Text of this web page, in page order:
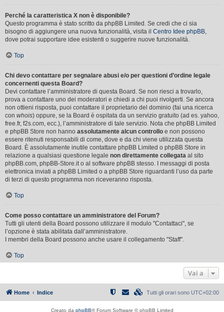
Perché la caratteristica X non è disponibile?
Questo programma è stato scritto da phpBB Limited. Se credi che ci sia
bisogno di aggiungere una nuova funzionalità, visita il Centro Idee phpBB,
dove potrai supportare idee esistenti o suggerire nuove funzionalità.
Top
Chi devo contattare per segnalare abusi e/o per questioni d’ordine legale
concernenti questa Board?
Devi contattare l’amministratore di questa Board. Se non riesci a trovarlo,
prova a contattare uno dei moderatori e chiedi a chi puoi rivolgerti. Se ancora
non ottieni risposta, puoi contattare il proprietario del dominio (fai una ricerca
con whois) oppure, se la Board è ospitata da un servizio gratuito (ad es. yahoo,
free.fr, f2s.com, ecc.), l’amministratore di tale servizio. Nota che phpBB Limited
e phpBB Store non hanno assolutamente alcun controllo e non possono
essere ritenuti responsabili di come, dove e da chi viene utilizzata questa
Board. È assolutamente inutile contattare phpBB Limited o phpBB Store in
relazione a qualsiasi questione legale non direttamente collegata al sito
phpBB.com, phpBB-Store.it o al software phpBB stesso. I messaggi di posta
elettronica inviati a phpBB Limited o a phpBB Store riguardanti l’uso da parte
di terzi di questo programma non riceveranno risposta.
Top
Come posso contattare un amministratore del Forum?
Tutti gli utenti della Board possono utilizzare il modulo "Contattaci", se
l’opzione è stata abilitata dall’amministratore.
I membri della Board possono anche usare il collegamento "Staff".
Top
Vai a
Home Indice Tutti gli orari sono UTC+02:00
Creato da phpBB® Forum Software © phpBB Limited